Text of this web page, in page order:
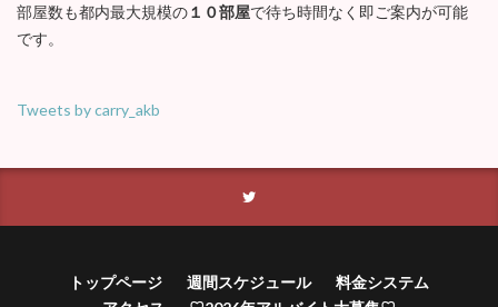
部屋数も都内最大規模の１０部屋で待ち時間なく即ご案内が可能
です。
Tweets by carry_akb
トップページ 週間スケジュール
料金システム